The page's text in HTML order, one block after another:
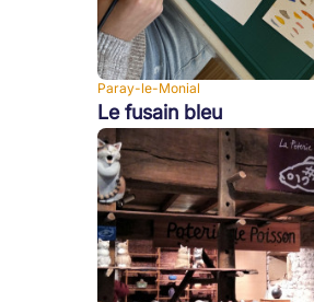
Paray-le-Monial
Le fusain bleu